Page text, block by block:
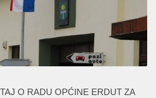
O RADU OPĆINE ERDUT ZA